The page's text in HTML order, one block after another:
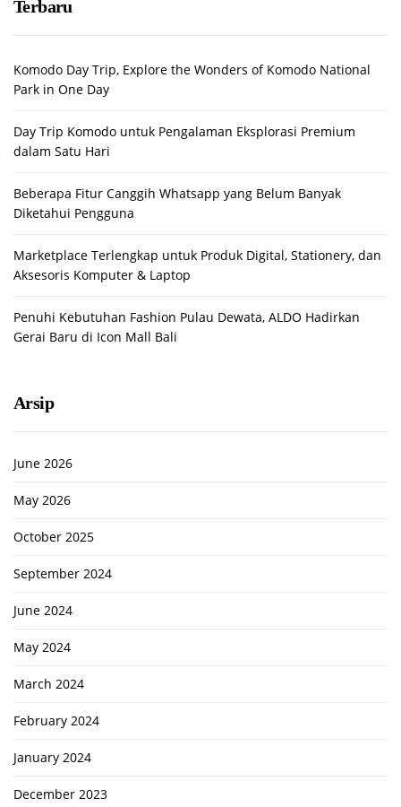
Terbaru
Komodo Day Trip, Explore the Wonders of Komodo National
Park in One Day
Day Trip Komodo untuk Pengalaman Eksplorasi Premium
dalam Satu Hari
Beberapa Fitur Canggih Whatsapp yang Belum Banyak
Diketahui Pengguna
Marketplace Terlengkap untuk Produk Digital, Stationery, dan
Aksesoris Komputer & Laptop
Penuhi Kebutuhan Fashion Pulau Dewata, ALDO Hadirkan
Gerai Baru di Icon Mall Bali
Arsip
June 2026
May 2026
October 2025
September 2024
June 2024
May 2024
March 2024
February 2024
January 2024
December 2023